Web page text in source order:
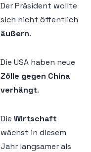
Der Präsident wollte
sich nicht öffentlich
äußern.
Die USA haben neue
Zölle gegen China
verhängt.
Die Wirtschaft
wächst in diesem
Jahr langsamer als